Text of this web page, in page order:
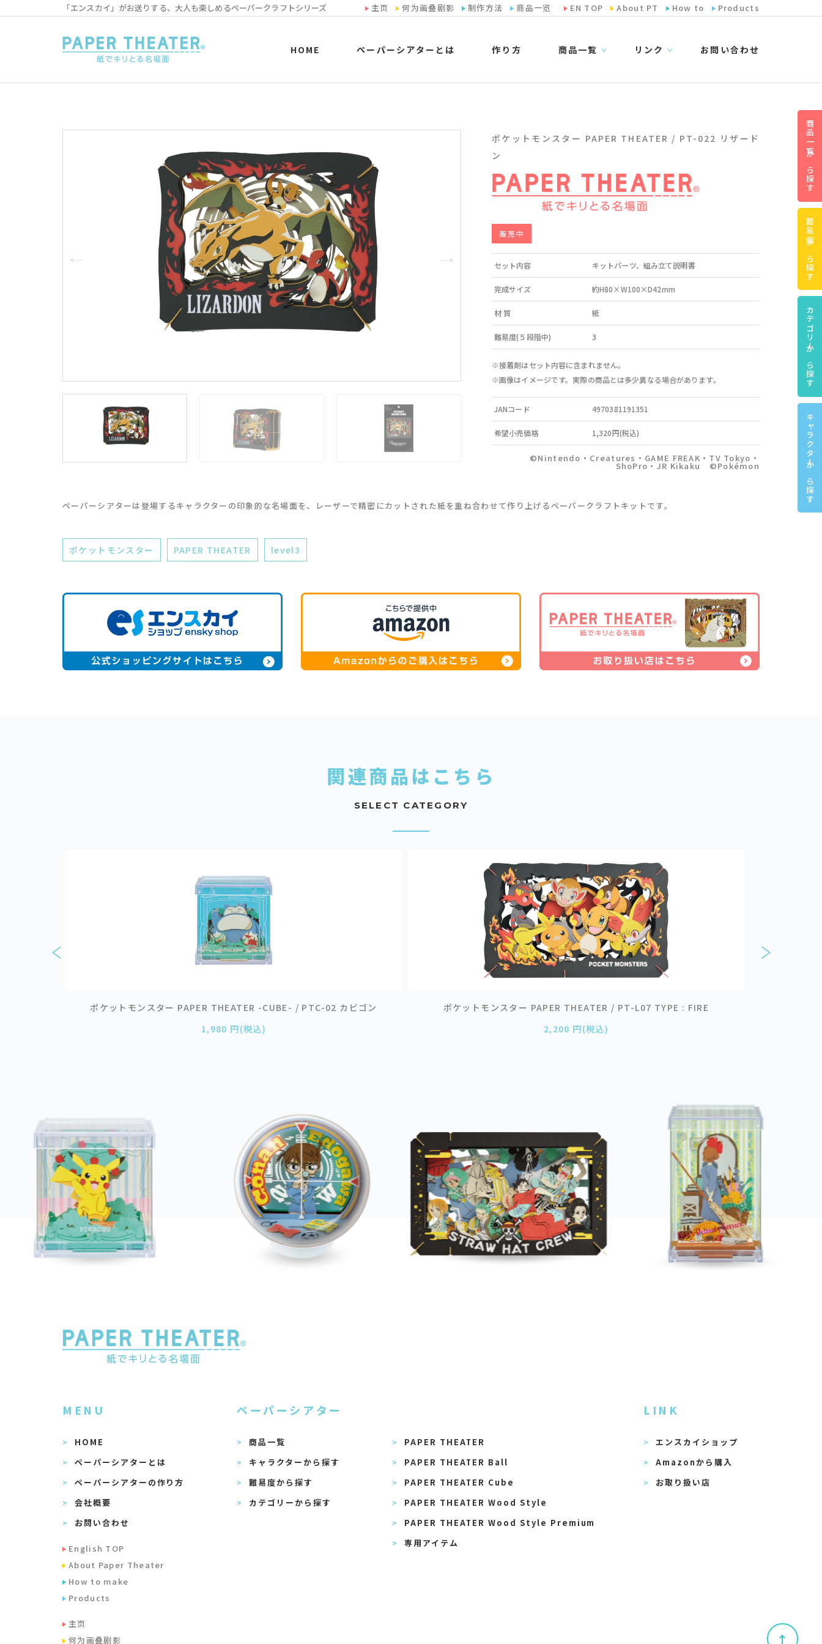
「エンスカイ」がお送りする、大人も楽しめるペーパークラフトシリーズ 主页 何为画叠剧影 制作方法 商品一览 EN TOP About PT How to Products
HOME ペーパーシアターとは 作り方 商品一覧 ∨ リンク ∨ お問い合わせ
ポケットモンスター PAPER THEATER / PT-022 リザード
ン
販売中
セット内容 キットパーツ、組み立て説明書
完成サイズ 約H80×W100×D42mm
材 質 紙
難易度(５段階中) 3
※接着剤はセット内容に含まれません。
※画像はイメージです。実際の商品とは多少異なる場合があります。
JANコード 4970381191351
希望小売価格 1,320円(税込)
©Nintendo・Creatures・GAME FREAK・TV Tokyo・
ShoPro・JR Kikaku ©Pokémon
ペーパーシアターは登場するキャラクターの印象的な名場面を、レーザーで精密にカットされた紙を重ね合わせて作り上げるペーパークラフトキットです。
商品一覧から探す
難易度から探す
カテゴリーから探す
キャラクターから探す
ポケットモンスター PAPER THEATER level3
関連商品はこちら
SELECT CATEGORY
ポケットモンスター PAPER THEATER -CUBE- / PTC-02 カビゴン
1,980 円(税込)
ポケットモンスター PAPER THEATER / PT-L07 TYPE : FIRE
2,200 円(税込)
↑
MENU
HOME
ペーパーシアターとは
ペーパーシアターの作り方
会社概要
お問い合わせ
English TOP
About Paper Theater
How to make
Products
主页
何为画叠剧影
ペーパーシアター
商品一覧
キャラクターから探す
難易度から探す
カテゴリーから探す
PAPER THEATER
PAPER THEATER Ball
PAPER THEATER Cube
PAPER THEATER Wood Style
PAPER THEATER Wood Style Premium
専用アイテム
LINK
エンスカイショップ
Amazonから購入
お取り扱い店